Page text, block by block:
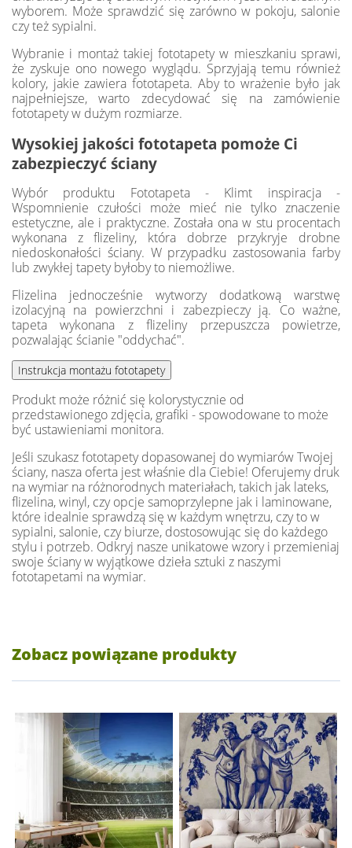
wyborem. Może sprawdzić się zarówno w pokoju, salonie
czy też sypialni.
Wybranie i montaż takiej fototapety w mieszkaniu sprawi,
że zyskuje ono nowego wyglądu. Sprzyjają temu również
kolory, jakie zawiera fototapeta. Aby to wrażenie było jak
najpełniejsze, warto zdecydować się na zamówienie
fototapety w dużym rozmiarze.
Wysokiej jakości fototapeta pomoże Ci
zabezpieczyć ściany
Wybór produktu Fototapeta - Klimt inspiracja -
Wspomnienie czułości może mieć nie tylko znaczenie
estetyczne, ale i praktyczne. Została ona w stu procentach
wykonana z flizeliny, która dobrze przykryje drobne
niedoskonałości ściany. W przypadku zastosowania farby
lub zwykłej tapety byłoby to niemożliwe.
Flizelina jednocześnie wytworzy dodatkową warstwę
izolacyjną na powierzchni i zabezpieczy ją. Co ważne,
tapeta wykonana z flizeliny przepuszcza powietrze,
pozwalając ścianie "oddychać".
Produkt może różnić się kolorystycznie od
przedstawionego zdjęcia, grafiki - spowodowane to może
być ustawieniami monitora.
Jeśli szukasz fototapety dopasowanej do wymiarów Twojej
ściany, nasza oferta jest właśnie dla Ciebie! Oferujemy druk
na wymiar na różnorodnych materiałach, takich jak lateks,
flizelina, winyl, czy opcje samoprzylepne jak i laminowane,
które idealnie sprawdzą się w każdym wnętrzu, czy to w
sypialni, salonie, czy biurze, dostosowując się do każdego
stylu i potrzeb. Odkryj nasze unikatowe wzory i przemieniaj
swoje ściany w wyjątkowe dzieła sztuki z naszymi
fototapetami na wymiar.
Zobacz powiązane produkty